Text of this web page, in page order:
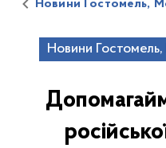
Новини Гостомель,
Новини